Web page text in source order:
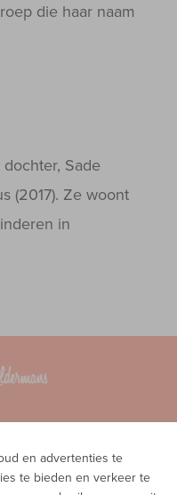
die haar naam
Sade
(2017). Ze woont
in
en advertenties te
te bieden en verkeer te
51A